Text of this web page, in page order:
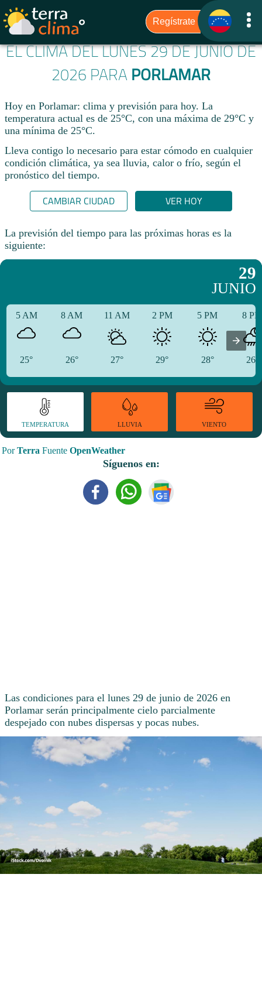
EL CLIMA DEL LUNES 29 DE JUNIO DE
2026 PARA PORLAMAR
Hoy en Porlamar: clima y previsión para hoy. La
temperatura actual es de 25°C, con una máxima de 29°C y
una mínima de 25°C.​
Lleva contigo lo necesario para estar cómodo en cualquier
condición climática, ya sea lluvia, calor o frío, según el
pronóstico del tiempo.
CAMBIAR CIUDAD VER HOY
La previsión del tiempo para las próximas horas es la
siguiente:
29
JUNIO
5 AM
25°
8 AM
26°
11 AM
27°
2 PM
29°
5 PM
28°
8
26°
TEMPERATURA LLUVIA VIENTO
PorTerra Fuente OpenWeather
Síguenos en:
Las condiciones para el lunes 29 de junio de 2026 en
Porlamar serán principalmente cielo parcialmente
despejado con nubes dispersas y pocas nubes.